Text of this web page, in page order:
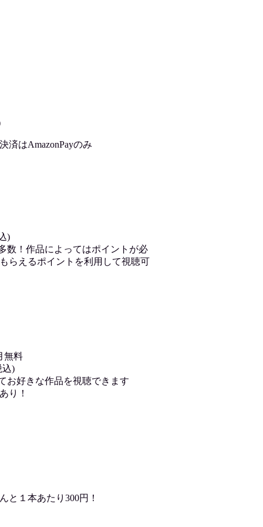
済はAmazonPayのみ
)
！作品によってはポイントが必
らえるポイントを利用して視聴可
無料
込)
お好きな作品を視聴できます
り！
と１本あたり300円！